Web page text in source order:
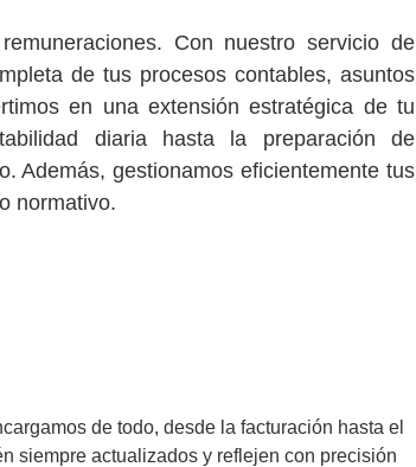
Con nuestro servicio de
de tus procesos contables, asuntos
en una extensión estratégica de tu
diaria hasta la preparación de
Además, gestionamos eficientemente tus
normativo.
de todo, desde la facturación hasta el
siempre actualizados y reflejen con precisión